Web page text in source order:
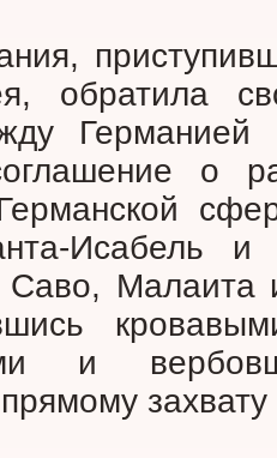
обратила
Германией
о
Исабель и
Саво,
и